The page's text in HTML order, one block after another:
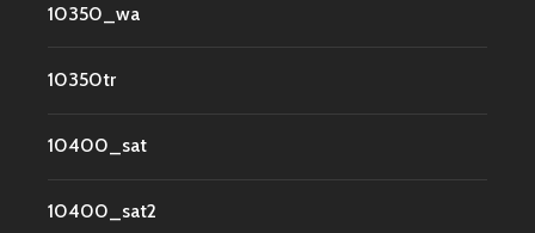
10350_wa
10350tr
10400_sat
10400_sat2